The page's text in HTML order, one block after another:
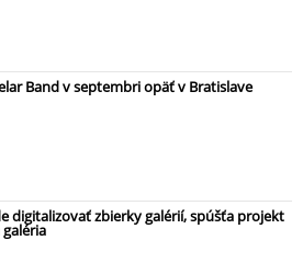
Band v septembri opäť v Bratislave
digitalizovať zbierky galérií, spúšťa projekt